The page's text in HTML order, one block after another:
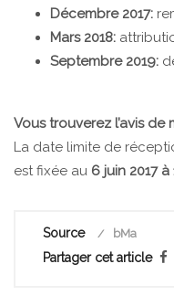
Décembre 2017:
Mars 2018:
Septembre 2019:
Vous trouverez l’avis
La date limite de
est fixée au 6 juin 2017 à
Source bMa
Partager cet article